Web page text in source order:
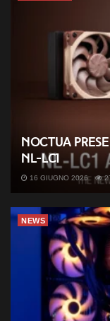
Noctua
NL-LC1
16 GIUGNO 2026
NEWS